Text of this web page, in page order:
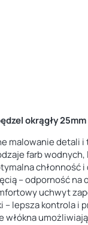
okrągły 25mm
malowanie detali
farb
chłonność
– odporność na
uchwyt
lepsza kontrola i
włókna